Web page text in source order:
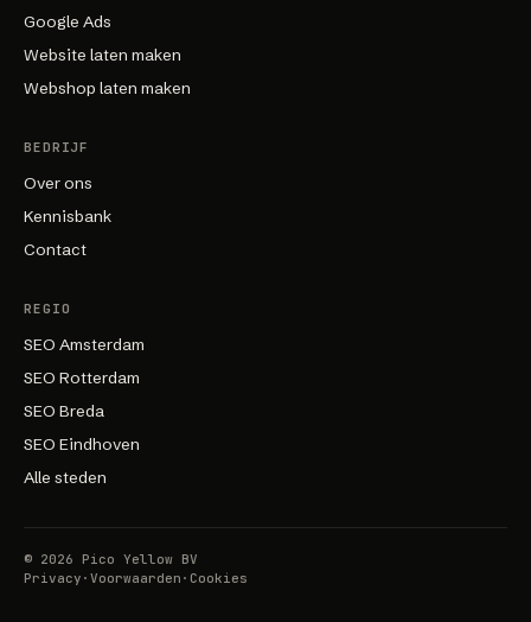
Google Ads
Website laten maken
Webshop laten maken
BEDRIJF
Over ons
Kennisbank
Contact
REGIO
SEO Amsterdam
SEO Rotterdam
SEO Breda
SEO Eindhoven
Alle steden
© 2026
Pico Yellow BV
Privacy · Voorwaarden · Cookies